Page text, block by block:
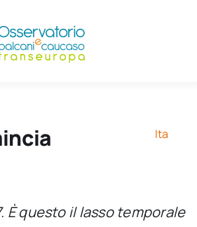
Ita
È questo il lasso temporale